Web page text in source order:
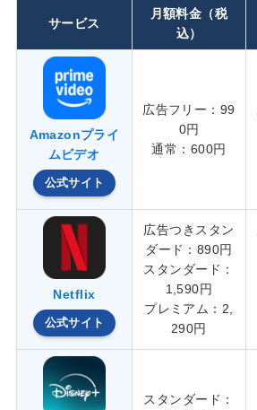
サービス
月額料金（税
込）
Amazonプライ
ムビデオ
公式サイト
広告フリー：99
0円
通常：600円
Netflix
公式サイト
広告つきスタン
ダード：890円
スタンダード：
1,590円
プレミアム：2,
290円
スタンダード：